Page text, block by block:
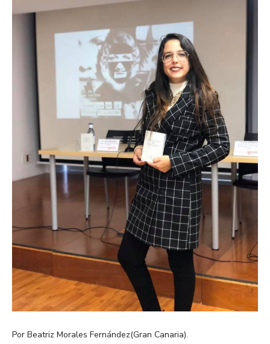
Por Beatriz Morales Fernández(Gran Canaria).